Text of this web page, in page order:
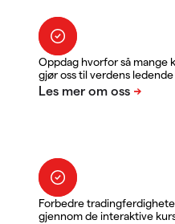
Oppdag hvorfor så mange
gjør oss til verdens
Forbedre
gjennom de interaktive